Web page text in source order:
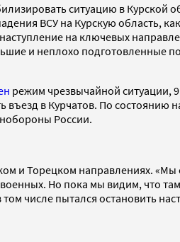
ситуацию в
ВСУ на Курскую область,
на ключевых
и неплохо подготовленные
режим чрезвычайной ситуации, 9
въезд в Курчатов. По состоянию
России.
и Торецком направлениях.
Но пока мы видим, что
числе пытался остановить